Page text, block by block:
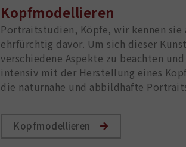
Kopfmodellieren
Portraitstudien, Köpfe, wir kennen
ehrfürchtig davor. Um sich dieser
verschiedene Aspekte zu beachten
intensiv mit der Herstellung eines
die naturnahe und abbildhafte
Kopfmodellieren